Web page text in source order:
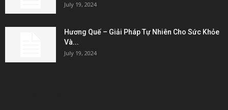
July 19, 2024
Hương Quế – Giải Pháp Tự Nhiên Cho Sức Khỏe
Và...
July 19, 2024